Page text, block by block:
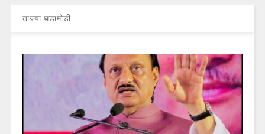
ताज्या घडामोडी